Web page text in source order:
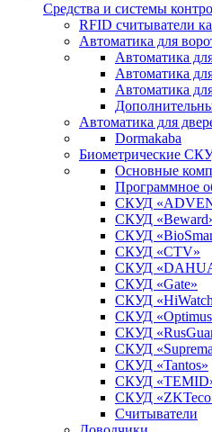
Средства и системы
RFID считыватели
Автоматика для
Автоматика
Автоматика
Автоматика
Автоматика для
Dormakaba
Биометрические
Основные
Программное
СКУД
СКУД
СКУД
СКУД «CTV»
СКУД
СКУД «Gate»
СКУД
СКУД
СКУД
СКУД
СКУД «Tantos»
СКУД
СКУД
Считыватели